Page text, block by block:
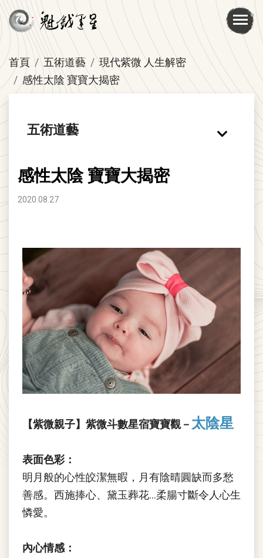
首頁 五術道藝
現代紫微 人生解密
感性太陰 寶寶大揭密
五術道藝
感性太陰 寶寶大揭密
2020.08.27
【紫微親子】紫微斗數星宿寶寶觀－ 太陰星
表面色彩：
明月般的心性皎潔無暇，月有陰晴圓缺而多愁
善感。西施捧心、黛玉葬花…柔腸寸斷令人心生
憐愛。
內心情感：